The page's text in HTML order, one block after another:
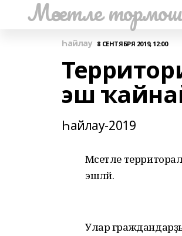
Мәсетле
Һайлау 8 СЕНТЯБРЯ 2019, 12:00
эш
Һайлау-2019
Мәсетле
эшләй.
Улар